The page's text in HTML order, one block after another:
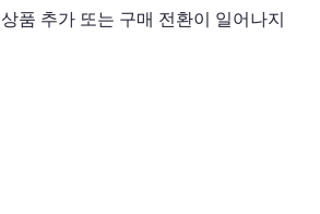
품 추가 또는 구매 전환이 일어나지